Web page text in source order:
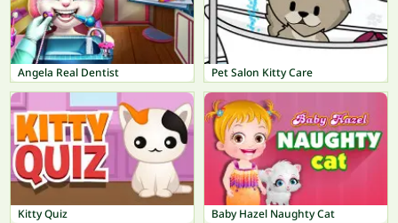
Angela Real Dentist Pet Salon Kitty Care
Kitty Quiz Baby Hazel Naughty Cat